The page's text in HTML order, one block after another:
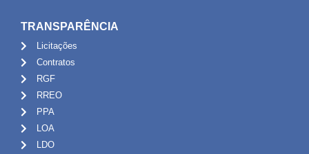
TRANSPARÊNCIA
Licitações
Contratos
RGF
RREO
PPA
LOA
LDO